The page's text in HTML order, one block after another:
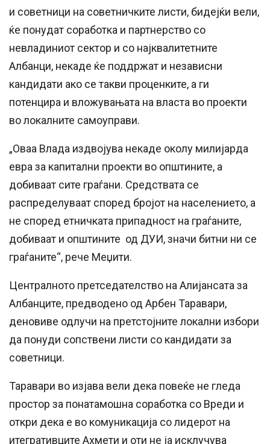
и советници на советничките листи, бидејќи вели,
ќе понудат соработка и партнерство со
невладиниот сектор и со најквалитетните
Албанци, некаде ќе поддржат и независни
кандидати ако се такви проценките, а ги
потенцира и вложувањата на власта во проекти
во локалните самоуправи.
„Оваа Влада издвојува некаде околу милијарда
евра за капитални проекти во општините, а
добиваат сите граѓани. Средствата се
распределуваат според бројот на населението, а
не според етничката припадност на граѓаните,
добиваат и општините од ДУИ, значи битни ни се
граѓаните“, рече Меџити.
Централното претседателство на Алијансата за
Албанците, предводено од Арбен Таравари,
деновиве одлучи на претстојните локални избори
да понуди сопствени листи со кандидати за
советници.
Таравари во изјава вели дека повеќе не гледа
простор за понатамошна соработка со Вреди и
откри дека е во комуникација со лидерот на
итегративците Ахмети и оти не ја исклучува